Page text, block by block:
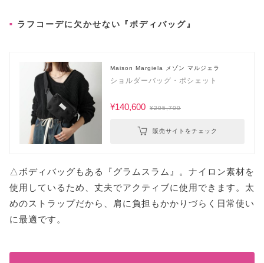
ラフコーデに欠かせない『ボディバッグ』
Maison Margiela メゾン マルジェラ
ショルダーバッグ・ポシェット
¥140,600 ¥205,700
販売サイトをチェック
△ボディバッグもある『グラムスラム』。ナイロン素材を
使用しているため、丈夫でアクティブに使用できます。太
めのストラップだから、肩に負担もかかりづらく日常使い
に最適です。